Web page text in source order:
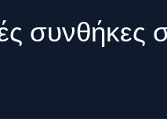
συνθήκες